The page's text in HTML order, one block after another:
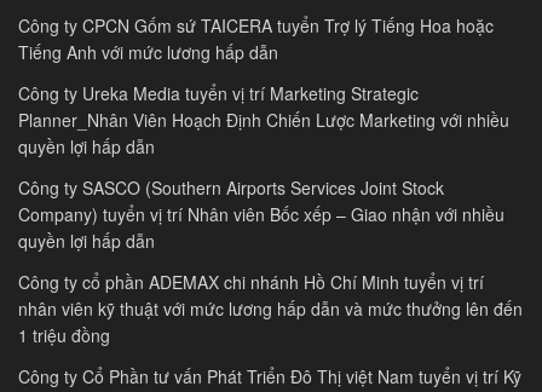
Công ty CPCN Gốm sứ TAICERA tuyển Trợ lý Tiếng Hoa hoặc
Tiếng Anh với mức lương hấp dẫn
Công ty Ureka Media tuyển vị trí Marketing Strategic
Planner_Nhân Viên Hoạch Định Chiến Lược Marketing với nhiều
quyền lợi hấp dẫn
Công ty SASCO (Southern Airports Services Joint Stock
Company) tuyển vị trí Nhân viên Bốc xếp – Giao nhận với nhiều
quyền lợi hấp dẫn
Công ty cổ phần ADEMAX chi nhánh Hồ Chí Minh tuyển vị trí
nhân viên kỹ thuật với mức lương hấp dẫn và mức thưởng lên đến
1 triệu đồng
Công ty Cổ Phần tư vấn Phát Triển Đô Thị việt Nam tuyển vị trí Kỹ